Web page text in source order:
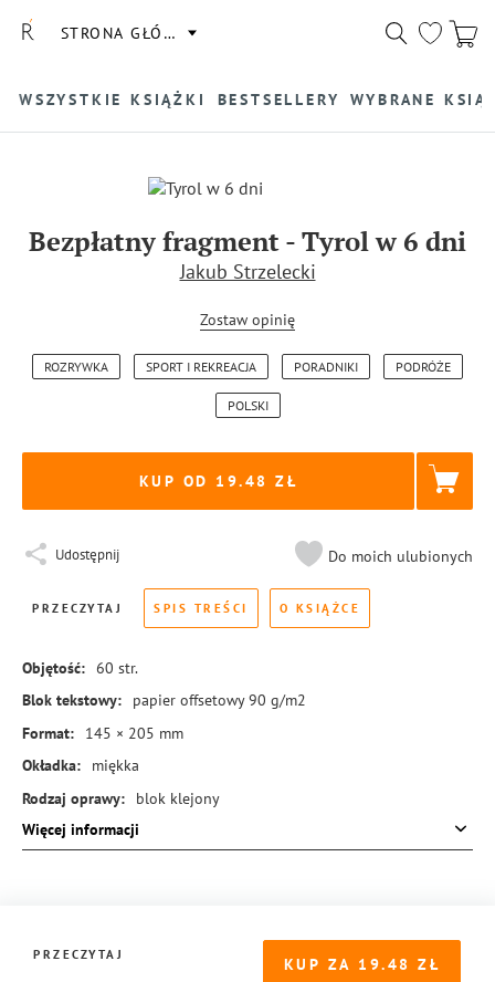
STRONA GŁÓWNA
WSZYSTKIE KSIĄŻKI BESTSELLERY WYBRANE
Bezpłatny fragment-Tyrol w 6 dni
Jakub Strzelecki
Zostaw opinię
ROZRYWKA SPORT I REKREACJA PORADNIKI PODRÓŻE
POLSKI
KUP OD 19.48
Udostępnij Do moich ulubionych
PRZECZYTAJ SPIS TREŚCI O KSIĄŻCE
Objętość: 60 str.
Blok tekstowy:
papier offsetowy 90 g/m2
Format:
145 × 205 mm
Okładka:
miękka
Rodzaj oprawy:
blok klejony
ISBN:
978-83-8431-329-9
Więcej informacji
KUP ZA 19.48
PRZECZYTAJ